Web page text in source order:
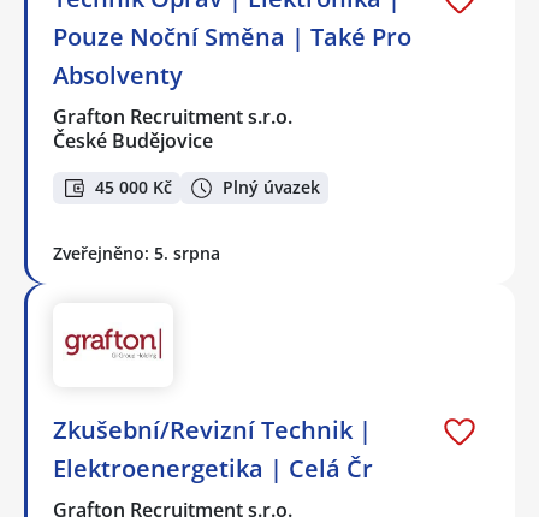
Pouze Noční Směna | Také Pro
Absolventy
Grafton Recruitment s.r.o.
České Budějovice
45 000 Kč Plný úvazek
Zveřejněno: 5. srpna
Zkušební/Revizní Technik |
Elektroenergetika | Celá Čr
Grafton Recruitment s.r.o.